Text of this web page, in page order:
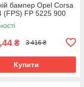
бампер Opel Corsa
(FPS) FP 5225 900
₴ 3 416 ₴
Купити